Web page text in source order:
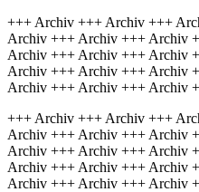
+++ Archiv +++ Archiv +++
Archiv +++ Archiv +++ Archiv
Archiv +++ Archiv +++ Archiv
Archiv +++ Archiv +++ Archiv
Archiv +++ Archiv +++ Archiv
+++ Archiv +++ Archiv +++
Archiv +++ Archiv +++ Archiv
Archiv +++ Archiv +++ Archiv
Archiv +++ Archiv +++ Archiv
Archiv +++ Archiv +++ Archiv